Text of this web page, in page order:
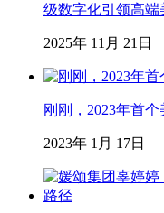
级数字化引领高端
2025年 11月 21日
刚刚，2023年首
2023年 1月 17日